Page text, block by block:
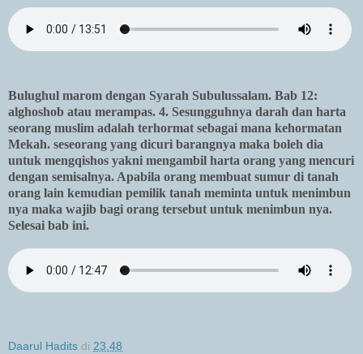
Bulughul marom dengan Syarah Subulussalam. Bab 12:
alghoshob atau merampas. 4. Sesungguhnya darah dan harta
seorang muslim adalah terhormat sebagai mana kehormatan
Mekah. seseorang yang dicuri barangnya maka boleh dia
untuk mengqishos yakni mengambil harta orang yang mencuri
dengan semisalnya. Apabila orang membuat sumur di tanah
orang lain kemudian pemilik tanah meminta untuk menimbun
nya maka wajib bagi orang tersebut untuk menimbun nya.
Selesai bab ini.
Daarul Hadits di 23.48